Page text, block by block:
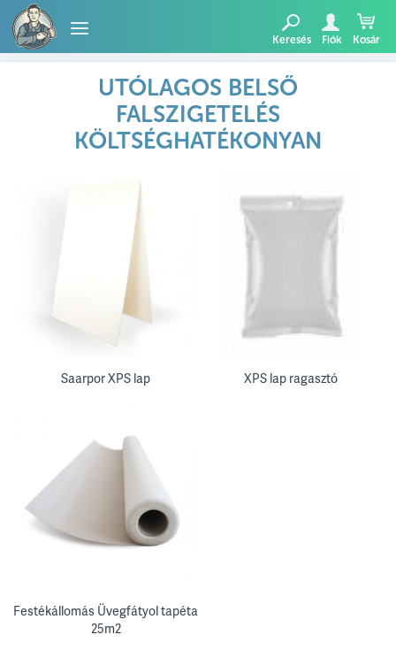
TERMÉKEK
BLOG
Keresés Fiók Kosár
UTÓLAGOS BELSŐ
FALSZIGETELÉS
KÖLTSÉGHATÉKONYAN
Saarpor XPS lap XPS lap ragasztó
Festékállomás Üvegfátyol tapéta
25m2